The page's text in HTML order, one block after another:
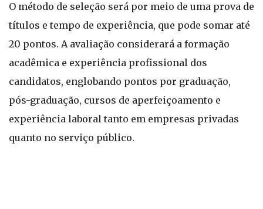
O método de seleção será por meio de uma prova de
títulos e tempo de experiência, que pode somar até
20 pontos. A avaliação considerará a formação
acadêmica e experiência profissional dos
candidatos, englobando pontos por graduação,
pós-graduação, cursos de aperfeiçoamento e
experiência laboral tanto em empresas privadas
quanto no serviço público.